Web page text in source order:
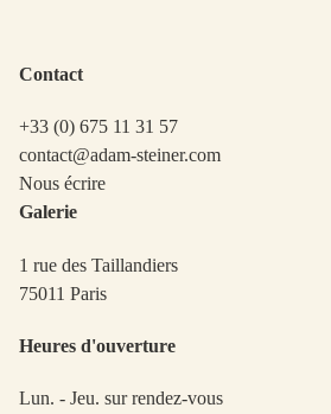
Contact
+33 (0) 675 11 31 57
contact@adam-steiner.com
Nous écrire
Galerie
1 rue des Taillandiers
75011 Paris
Heures d'ouverture
Lun. - Jeu. sur rendez-vous